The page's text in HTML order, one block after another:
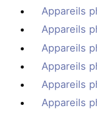
Appareils
Appareils
Appareils
Appareils
Appareils
Appareils